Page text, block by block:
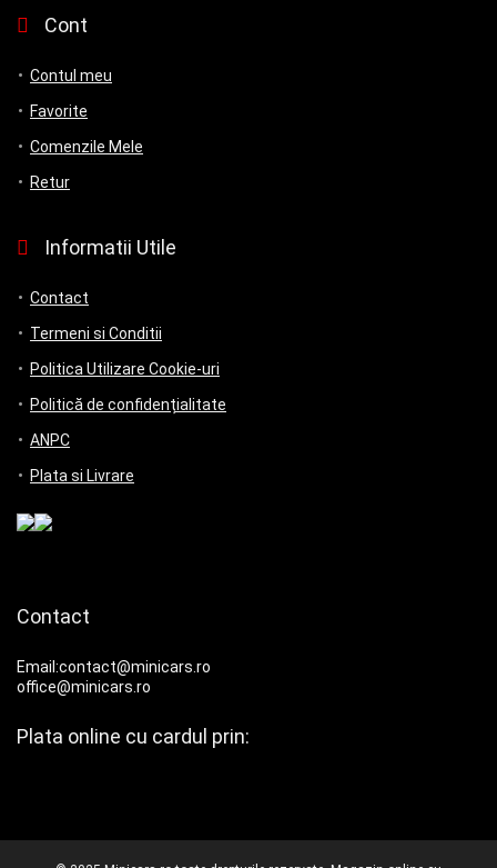
Cont
Contul meu
Favorite
Comenzile Mele
Retur
Informatii Utile
Contact
Termeni si Conditii
Politica Utilizare Cookie-uri
Politică de confidențialitate
ANPC
Plata si Livrare
Contact
Email:contact@minicars.ro
office@minicars.ro
Plata online cu cardul prin: